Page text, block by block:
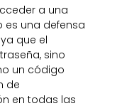
a una
es una defensa
que el
sino
un código
de
en todas las